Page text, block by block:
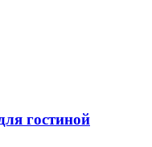
гостиной